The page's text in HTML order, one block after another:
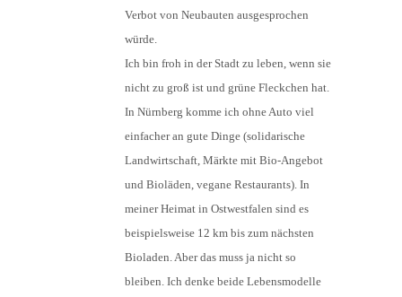
Verbot von Neubauten ausgesprochen
würde.
Ich bin froh in der Stadt zu leben, wenn sie
nicht zu groß ist und grüne Fleckchen hat.
In Nürnberg komme ich ohne Auto viel
einfacher an gute Dinge (solidarische
Landwirtschaft, Märkte mit Bio-Angebot
und Bioläden, vegane Restaurants). In
meiner Heimat in Ostwestfalen sind es
beispielsweise 12 km bis zum nächsten
Bioladen. Aber das muss ja nicht so
bleiben. Ich denke beide Lebensmodelle